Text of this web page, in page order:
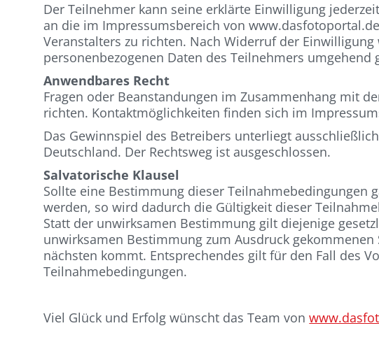
Der Teilnehmer kann seine erklärte Einwilligung
an die im Impressumsbereich von
Veranstalters zu richten. Nach Widerruf der
personenbezogenen Daten des Teilnehmers umgehend
Anwendbares Recht
Fragen oder Beanstandungen im Zusammenhang mit
richten. Kontaktmöglichkeiten finden sich im
Das Gewinnspiel des Betreibers unterliegt
Deutschland. Der Rechtsweg ist ausgeschlossen.
Salvatorische Klausel
Sollte eine Bestimmung dieser Teilnahmebedingungen
werden, so wird dadurch die Gültigkeit dieser
Statt der unwirksamen Bestimmung gilt diejenige
unwirksamen Bestimmung zum Ausdruck
nächsten kommt. Entsprechendes gilt für den Fall des
Teilnahmebedingungen.
Viel Glück und Erfolg wünscht das Team von